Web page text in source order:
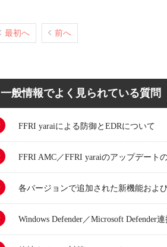
最初へ 前へ
一般情報でよく見られている質問
FFRI yaraiによる防御とEDRについて
FFRI AMC／FFRI yaraiのアップデート
各バージョンで追加された新機能およ
Windows Defender／Microsoft Defender